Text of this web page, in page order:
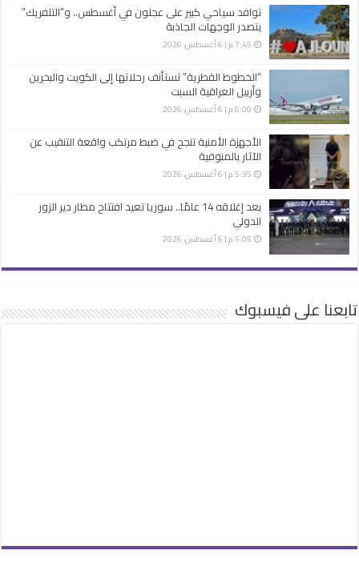
توافد سياحي كبير على عجلون في أغسطس.. و”التلفريك”
يتصدر الوجهات الجاذبة
7:45 م | 6 أغسطس، 2026
“الخطوط القطرية” تستأنف رحلاتها إلى الكويت والبحرين
وأربيل العراقية السبت
6:00 م | 6 أغسطس، 2026
الأجهزة الأمنية تنجح في ضبط مرتكب واقعة التنقيب عن
الآثار بالمنوفية
5:35 م | 6 أغسطس، 2026
بعد إغلاقه 14 عامًا.. سوريا تعيد افتتاح مطار دير الزور
الدولي
5:05 م | 6 أغسطس، 2026
تابعنا على فيسبوك